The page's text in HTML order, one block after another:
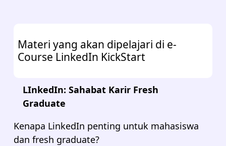
Materi yang akan dipelajari di e-
Course LinkedIn KickStart
LInkedIn: Sahabat Karir Fresh
Graduate
Kenapa LinkedIn penting untuk mahasiswa
dan fresh graduate?